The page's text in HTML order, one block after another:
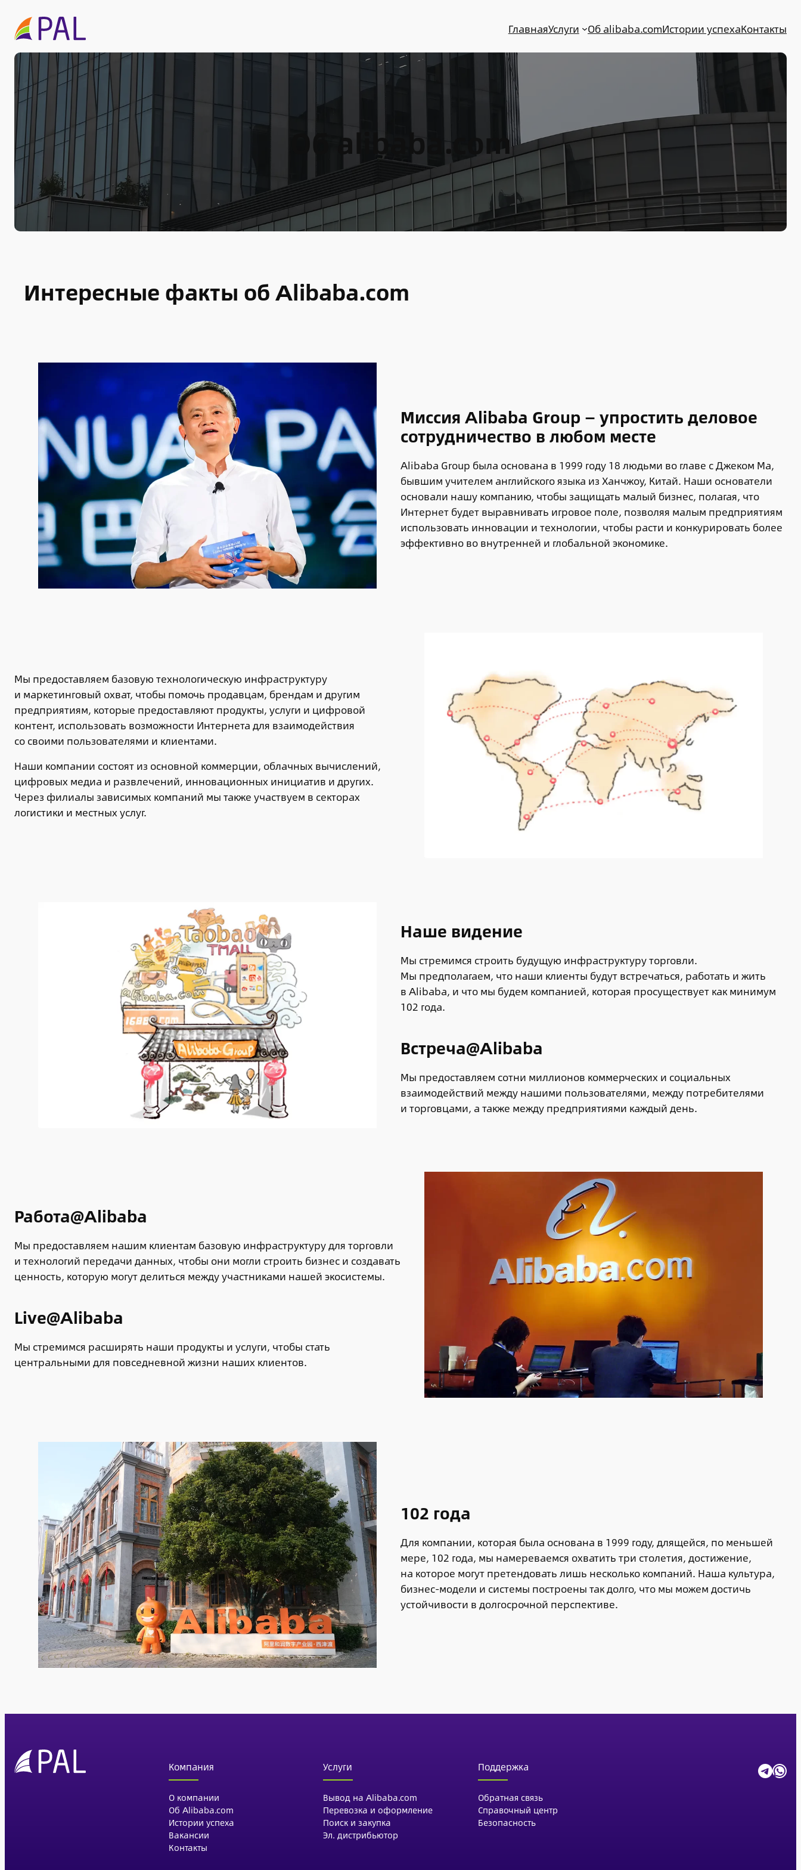
содержимому
ГлавнаяУслуги Об alibaba.comИстории успехаКонтакты
Об alibaba.com
Интересные факты об Alibaba.com
Миссия Alibaba Group — упростить деловое
сотрудничество в любом месте
Alibaba Group была основана в 1999 году 18 людьми во главе с Джеком Ма,
бывшим учителем английского языка из Ханчжоу, Китай. Наши основатели
основали нашу компанию, чтобы защищать малый бизнес, полагая, что
Интернет будет выравнивать игровое поле, позволяя малым предприятиям
использовать инновации и технологии, чтобы расти и конкурировать более
эффективно во внутренней и глобальной экономике.
Мы предоставляем базовую технологическую инфраструктуру
и маркетинговый охват, чтобы помочь продавцам, брендам и другим
предприятиям, которые предоставляют продукты, услуги и цифровой
контент, использовать возможности Интернета для взаимодействия
со своими пользователями и клиентами.
Наши компании состоят из основной коммерции, облачных вычислений,
цифровых медиа и развлечений, инновационных инициатив и других.
Через филиалы зависимых компаний мы также участвуем в секторах
логистики и местных услуг.
Наше видение
Мы стремимся строить будущую инфраструктуру торговли.
Мы предполагаем, что наши клиенты будут встречаться, работать и жить
в Alibaba, и что мы будем компанией, которая просуществует как минимум
102 года.
Встреча@Alibaba
Мы предоставляем сотни миллионов коммерческих и социальных
взаимодействий между нашими пользователями, между потребителями
и торговцами, а также между предприятиями каждый день.
Работа@Alibaba
Мы предоставляем нашим клиентам базовую инфраструктуру для торговли
и технологий передачи данных, чтобы они могли строить бизнес и создавать
ценность, которую могут делиться между участниками нашей экосистемы.
Live@Alibaba
Мы стремимся расширять наши продукты и услуги, чтобы стать
центральными для повседневной жизни наших клиентов.
102 года
Для компании, которая была основана в 1999 году, длящейся, по меньшей
мере, 102 года, мы намереваемся охватить три столетия, достижение,
на которое могут претендовать лишь несколько компаний. Наша культура,
бизнес-модели и системы построены так долго, что мы можем достичь
устойчивости в долгосрочной перспективе.
Компания
О компании
Об Alibaba.com
Истории успеха
Вакансии
Контакты
Услуги
Вывод на Alibaba.com
Перевозка и оформление
Поиск и закупка
Эл. дистрибьютор
Поддержка
Обратная связь
Справочный центр
Безопасность
TelegramWhatsApp